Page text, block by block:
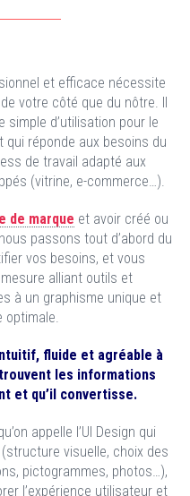
et efficace nécessite
votre côté que du nôtre. Il
d’utilisation pour le
qui réponde aux besoins du
de travail adapté aux
(vitrine, e-commerce…).
de marque et avoir créé ou
passons tout d’abord du
vos besoins, et vous
alliant outils et
à un graphisme unique et
optimale.
fluide et agréable à
les informations
et qu’il convertisse.
appelle l’UI Design qui
visuelle, choix des
pictogrammes, photos…),
l’expérience utilisateur et